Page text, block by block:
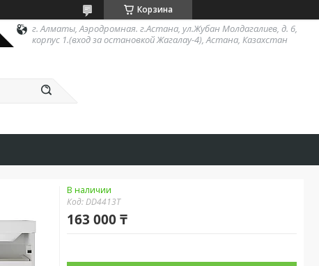
Корзина
г. Алматы, Аэродромная. г.Астана, ул.Жубан Молдагалиев, д. 6,
корпус 1.(вход за остановкой Жагалау-4), Астана, Казахстан
В наличии
Код:DD4413T
163 000 ₸